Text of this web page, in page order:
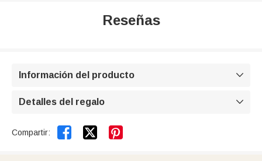
Reseñas
Información del producto 
Detalles del regalo 
Compartir:  